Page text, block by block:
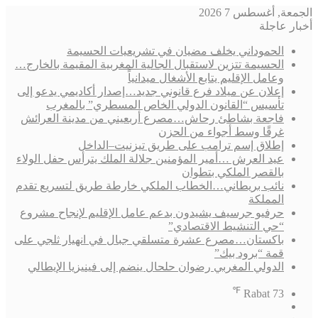
الجمعة, أغسطس 7 2026
أخبار عاجلة
الحموداني يخلف مضيان في تشريعيات الحسيمة
الحسيمة تتزين لاستقبال الجالية المغربية المقيمة بالخارج…
وعامل الإقليم يتابع الأشغال ميدانياً
إعلان عن ميلاد فرع قانوني جديد…إصدار أكاديمي يدعو إلى
تأسيس “القانون الدولي الخاص المسطري” بالمغرب
فاجعة بشاطئ رحاش…مصرع أربعيني من مدينة العرائش
غرقًا وسط أجواء من الحزن
إطلاق إسم ترامب على طريق تيزنيت–الداخل
عيد العرش …أمير المؤمنين جلالة الملك يترأس حفل الولاء
بالقصر الملكي بتطوان
نائب بريطاني…الخطاب الملكي خارطة طريق لتسريع تقدم
المملكة
حرفيو جرسيف يشيدون بدعم عامل الإقليم لإنجاح مشروع
“حي التنشيط الاقتصادي”
باكستان…مصرع عشرة متسلقي جبال في انهيار ثلجي على
قمة “برود بيك”
الدولي المغربي رضوان حلحال ينضم إلى فينيزيا الإيطالي
Rabat 73
℉